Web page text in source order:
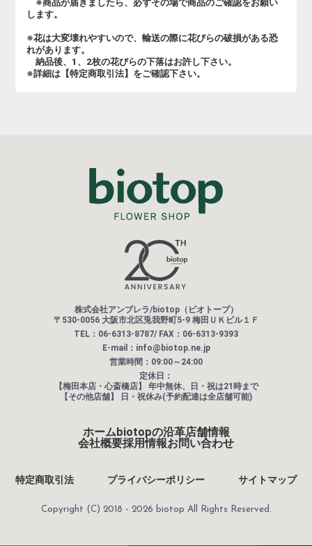
※商品が届きましたら、必ずその場で商品のご確認をお願い
します。
※花は大変壊れやすいので、輸送の際に花びらの破損がある恐
れがあります。
納品後、1、2枚の花びらの下落はお許し下さい。
※詳細は【特定商取引法】をご確認下さい。
株式会社アンブレラ/biotop（ビオトープ）
〒530-0056 大阪市北区兎我野町5-9 梅田ＵＫビル１Ｆ
TEL：06-6313-8787/ FAX：06-6313-9393
E-mail：info@biotop.ne.jp
営業時間：09:00～24:00
定休日：
【梅田本店・心斎橋店】 年中無休、日・祝は21時まで
【その他店舗】
日・祝休み(予約配達は全店舗可能)
ホームbiotopの沿革店舗情報
会社概要採用情報お問い合わせ
特定商取引法 プライバシーポリシー サイトマップ
Copyright (C) 2018 - 2026 biotop All Rights Reserved.